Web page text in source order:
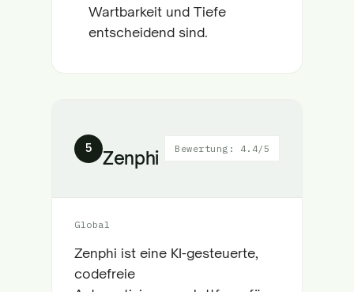
Wartbarkeit und Tiefe
entscheidend sind.
5 Zenphi Bewertung: 4.4/5
Global
Zenphi ist eine KI-gesteuerte,
codefreie